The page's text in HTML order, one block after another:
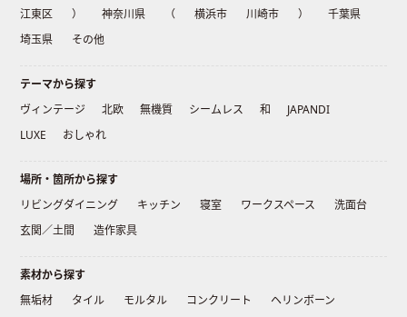
江東区
） 神奈川県 （ 横浜市 川崎市 ）
千葉県
埼玉県
その他
テーマから探す
ヴィンテージ
北欧 無機質 シームレス 和
JAPANDI
LUXE
おしゃれ
場所・箇所から探す
リビングダイニング
キッチン 寝室 ワークスペース
洗面台
玄関／土間
造作家具
素材から探す
無垢材
タイル モルタル コンクリート
ヘリンボーン